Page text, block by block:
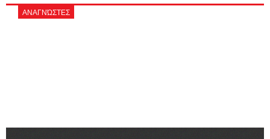
ΑΝΑΓΝΏΣΤΕΣ